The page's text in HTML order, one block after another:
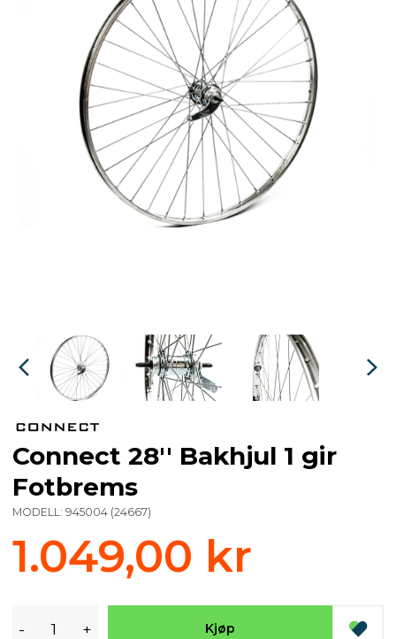
Connect 28'' Bakhjul 1 gir
Fotbrems
MODELL: 945004 (24667)
1.049,00 kr
- + Kjøp